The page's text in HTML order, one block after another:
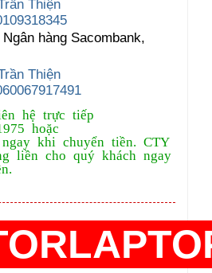
Thiện
hàng Sacombank,
Thiện
hệ trực tiếp
hoặc
ngay khi chuyển tiền. CTY
liền cho quý khách ngay